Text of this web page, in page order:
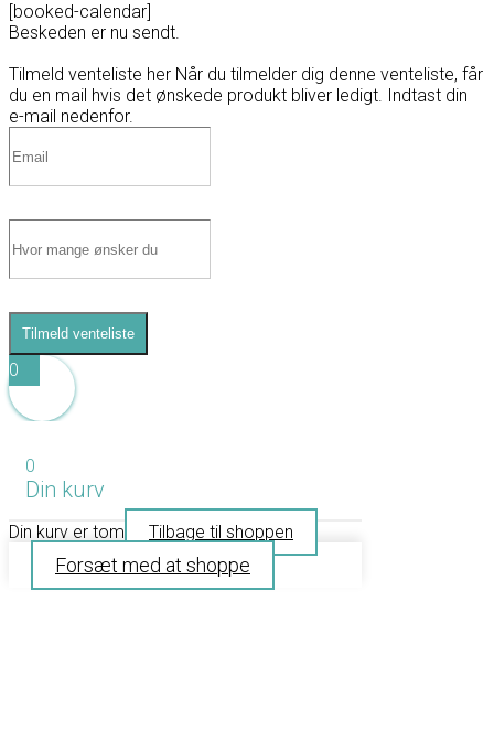
[booked-calendar]
Beskeden er nu sendt.
Tilmeld venteliste her Når du tilmelder dig denne venteliste, får
du en mail hvis det ønskede produkt bliver ledigt. Indtast din
e-mail nedenfor.
Tilmeld venteliste
0
0
Din kurv
Din kurv er tom Tilbage til shoppen
Forsæt med at shoppe